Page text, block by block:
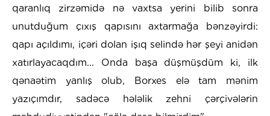
qaranlıq zirzəmidə nə vaxtsa yerini bilib sonra
unutduğum çıxış qapısını axtarmağa bənzəyirdi:
qapı açıldımı, içəri dolan işıq selində hər şeyi anidən
xatırlayacaqdım... Onda başa düşmüşdüm ki, ilk
qənaətim yanlış olub, Borxes elə tam mənim
yazıçımdır, sadəcə hələlik zehni çərçivələrin